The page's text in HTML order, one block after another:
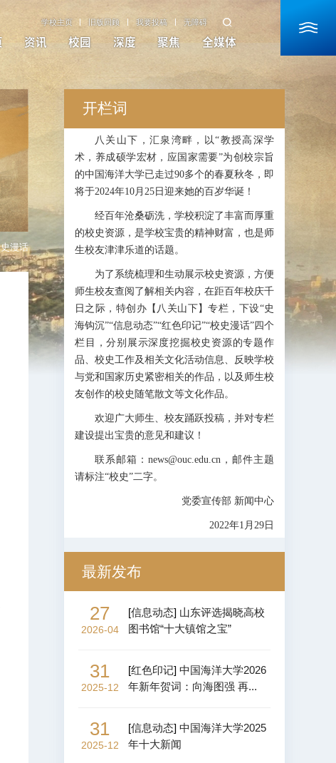
学校主页 旧版回顾 我要投稿 无障碍
资讯 校园 深度 聚焦 全媒体
漫话
开栏词
八关山下，汇泉湾畔，以“教授高深学
术，养成硕学宏材，应国家需要”为创校宗旨
的中国海洋大学已走过90多个的春夏秋冬，即
将于2024年10月25日迎来她的百岁华诞！
经百年沧桑砺洗，学校积淀了丰富而厚重
的校史资源，是学校宝贵的精神财富，也是师
生校友津津乐道的话题。
为了系统梳理和生动展示校史资源，方便
师生校友查阅了解相关内容，在距百年校庆千
日之际，特创办【八关山下】专栏，下设“史
海钩沉”“信息动态”“红色印记”“校史漫话”四个
栏目，分别展示深度挖掘校史资源的专题作
品、校史工作及相关文化活动信息、反映学校
与党和国家历史紧密相关的作品，以及师生校
友创作的校史随笔散文等文化作品。
欢迎广大师生、校友踊跃投稿，并对专栏
建设提出宝贵的意见和建议！
联系邮箱：news@ouc.edu.cn，邮件主题
请标注“校史”二字。
党委宣传部 新闻中心
2022年1月29日
最新发布
27
2026-04
[信息动态] 山东评选揭晓高校
图书馆“十大镇馆之宝”
31
2025-12
[红色印记] 中国海洋大学2026
年新年贺词：向海图强 再...
31
2025-12
[信息动态] 中国海洋大学2025
年十大新闻